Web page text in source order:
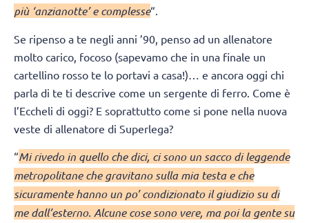
più ‘anzianotte’ e complesse“.
Se ripenso a te negli anni ’90, penso ad un allenatore
molto carico, focoso (sapevamo che in una finale un
cartellino rosso te lo portavi a casa!)… e ancora oggi chi
parla di te ti descrive come un sergente di ferro. Come è
l’Eccheli di oggi? E soprattutto come si pone nella nuova
veste di allenatore di Superlega?
“Mi rivedo in quello che dici, ci sono un sacco di leggende
metropolitane che gravitano sulla mia testa e che
sicuramente hanno un po’ condizionato il giudizio su di
me dall’esterno. Alcune cose sono vere, ma poi la gente su